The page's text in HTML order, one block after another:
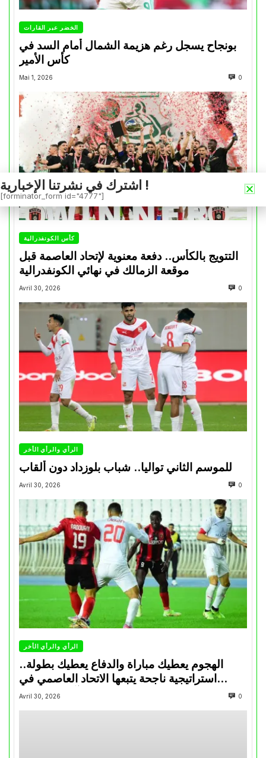
الخضر عبر القارات
بونجاح يسجل رغم هزيمة الشمال أمام السد في
كأس الأمير
Mai 1, 2026 0
كأس الكونفدرالية
التتويج بالكأس.. دفعة معنوية لإتحاد العاصمة قبل
موقعة الزمالك في نهائي الكونفدرالية
Avril 30, 2026 0
الرأي والرأي الأخر
للموسم الثاني تواليا.. شباب بلوزداد دون ألقاب
Avril 30, 2026 0
الرأي والرأي الأخر
الهجوم يعطيك مباراة والدفاع يعطيك بطولة..
استراتيجية ناجحة يتبعها الاتحاد العاصمي في
تتويجاته آخر السنوات
Avril 30, 2026 0
اشترك في نشرتنا الإخبارية !
[forminator_form id="4777"]